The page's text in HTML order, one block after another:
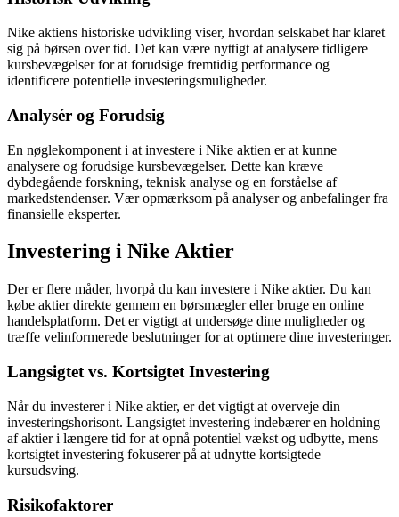
Nike aktiens historiske udvikling viser, hvordan selskabet har klaret
sig på børsen over tid. Det kan være nyttigt at analysere tidligere
kursbevægelser for at forudsige fremtidig performance og
identificere potentielle investeringsmuligheder.
Analysér og Forudsig
En nøglekomponent i at investere i Nike aktien er at kunne
analysere og forudsige kursbevægelser. Dette kan kræve
dybdegående forskning, teknisk analyse og en forståelse af
markedstendenser. Vær opmærksom på analyser og anbefalinger fra
finansielle eksperter.
Investering i Nike Aktier
Der er flere måder, hvorpå du kan investere i Nike aktier. Du kan
købe aktier direkte gennem en børsmægler eller bruge en online
handelsplatform. Det er vigtigt at undersøge dine muligheder og
træffe velinformerede beslutninger for at optimere dine investeringer.
Langsigtet vs. Kortsigtet Investering
Når du investerer i Nike aktier, er det vigtigt at overveje din
investeringshorisont. Langsigtet investering indebærer en holdning
af aktier i længere tid for at opnå potentiel vækst og udbytte, mens
kortsigtet investering fokuserer på at udnytte kortsigtede
kursudsving.
Risikofaktorer